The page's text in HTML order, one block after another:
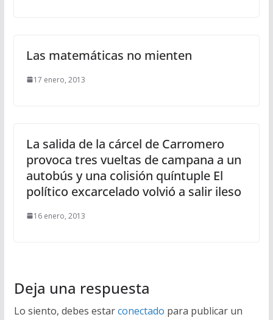
Las matemáticas no mienten
17 enero, 2013
La salida de la cárcel de Carromero
provoca tres vueltas de campana a un
autobús y una colisión quíntuple El
político excarcelado volvió a salir ileso
16 enero, 2013
Deja una respuesta
Lo siento, debes estarconectado para publicar un